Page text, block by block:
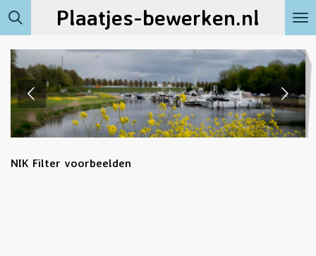
Ga
direct
de
hoofdinhoud
Plaatjes-bewerken.nl
NIK Filter voorbeelden